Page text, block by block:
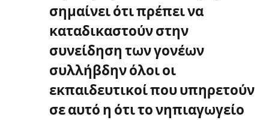
σημαίνει ότι πρέπει να
καταδικαστούν στην
συνείδηση των γονέων
συλλήβδην όλοι οι
εκπαιδευτικοί που υπηρετούν
σε αυτό η ότι το νηπιαγωγείο